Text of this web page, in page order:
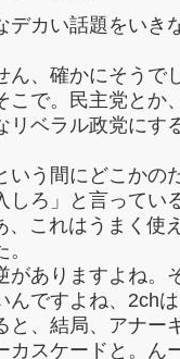
デカい話題をいき
ん、確かにそうで
こで。民主党とか
リベラル政党にす
いう間にどこかの
しろ」と言ってい
、これはうまく使
がありますよね。
んですよね、2ch
と、結局、アナー
カスケードと。ん